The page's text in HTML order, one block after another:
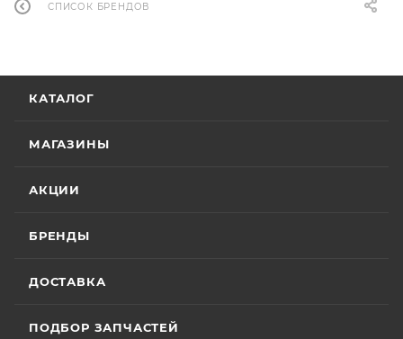
СПИСОК БРЕНДОВ
КАТАЛОГ
МАГАЗИНЫ
АКЦИИ
БРЕНДЫ
ДОСТАВКА
ПОДБОР ЗАПЧАСТЕЙ